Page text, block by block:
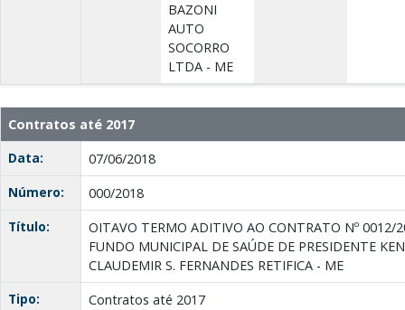
BAZONI
AUTO
SOCORRO
LTDA - ME
Contratos até 2017
Data:
07/06/2018
Número:
000/2018
Título:
OITAVO TERMO ADITIVO AO CONTRATO Nº 0012/
FUNDO MUNICIPAL DE SAÚDE DE PRESIDENTE
CLAUDEMIR S. FERNANDES RETIFICA - ME
Tipo:
Contratos até 2017